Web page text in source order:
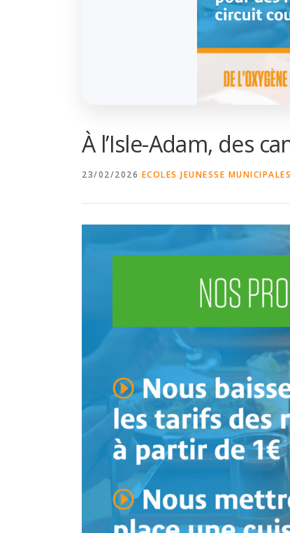
À l’Isle-Adam, des
23/02/2026 ECOLES JEUNESSE